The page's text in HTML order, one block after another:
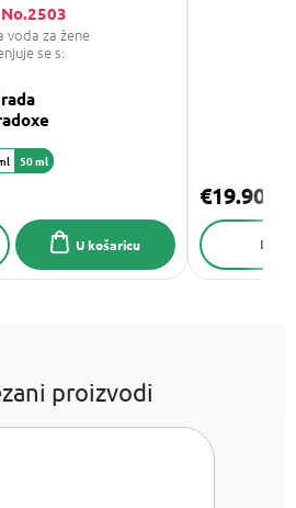
voda za žene
se s:
U košaricu
50 ml
€19.90
proizvodi